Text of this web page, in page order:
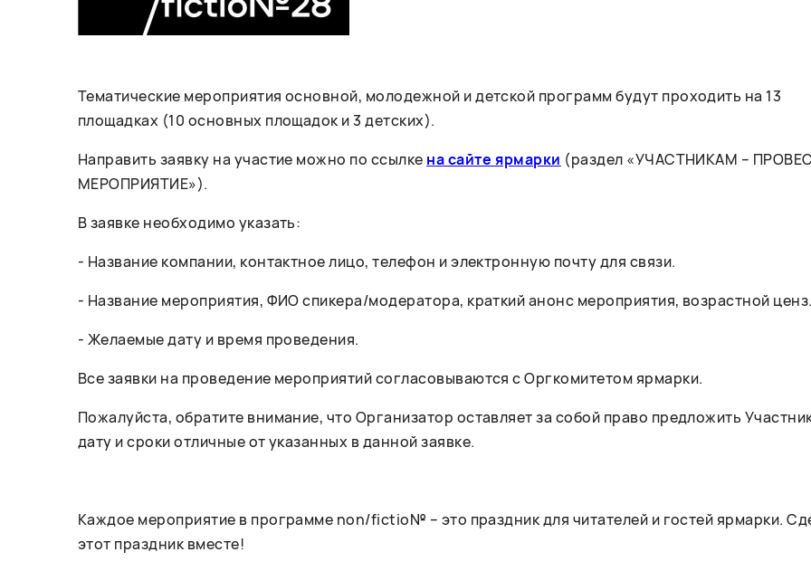
Тематические мероприятия основной, молодежной и детской программ будут проходить на 13
площадках (10 основных площадок и 3 детских).
Направить заявку на участие можно по ссылке на сайте ярмарки (раздел «УЧАСТНИКАМ –
МЕРОПРИЯТИЕ»).
В заявке необходимо указать:
- Название компании, контактное лицо, телефон и электронную почту для связи.
- Название мероприятия, ФИО спикера/модератора, краткий анонс мероприятия, возрастной ценз.
- Желаемые дату и время проведения.
Все заявки на проведение мероприятий согласовываются с Оргкомитетом ярмарки.
Пожалуйста, обратите внимание, что Организатор оставляет за собой право предложить
дату и сроки отличные от указанных в данной заявке.
Каждое мероприятие в программе non/fictio№ – это праздник для читателей и гостей ярмарки.
этот праздник вместе!